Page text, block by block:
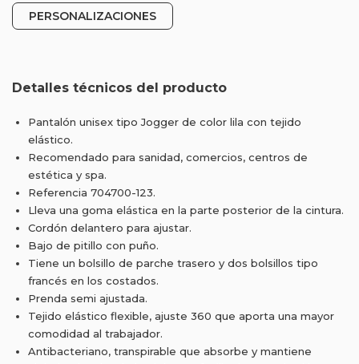
PERSONALIZACIONES
Detalles técnicos del producto
Pantalón unisex tipo Jogger de color lila con tejido
elástico.
Recomendado para sanidad, comercios, centros de
estética y spa.
Referencia 704700-123.
Lleva una goma elástica en la parte posterior de la cintura.
Cordón delantero para ajustar.
Bajo de pitillo con puño.
Tiene un bolsillo de parche trasero y dos bolsillos tipo
francés en los costados.
Prenda semi ajustada.
Tejido elástico flexible, ajuste 360 que aporta una mayor
comodidad al trabajador.
Antibacteriano, transpirable que absorbe y mantiene